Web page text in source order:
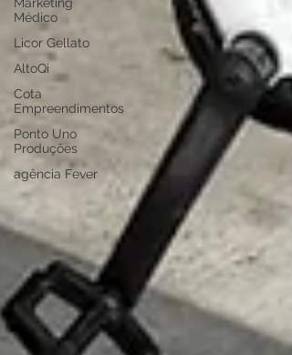
Médico
Licor Gellato
AltoQi
Cota
Empreendimentos
Ponto Uno
Produções
agência Fever